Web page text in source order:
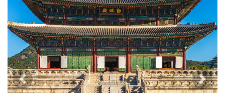
Previous Next